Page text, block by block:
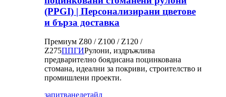
(PPGI) | Персонализирани цветове
и бърза доставка
Премиум Z80 / Z100 / Z120 /
Z275ППГИРулони, издръжлива
предварително боядисана поцинкована
стомана, идеални за покриви, строителство и
промишлени проекти.
запитванедетайл